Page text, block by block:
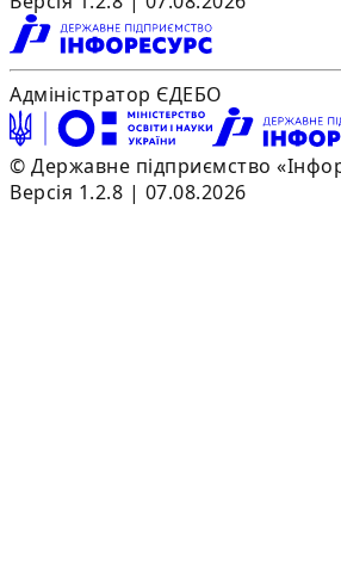
Адміністратор ЄДЕБО
© Державне підприємство
Версія 1.2.8 | 07.08.2026